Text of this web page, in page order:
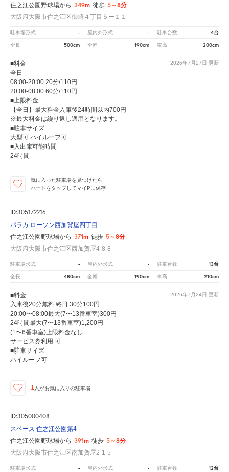
住之江公園野球場から 349m 徒歩 5～8分
大阪府大阪市住之江区御崎４丁目５ー１１
駐車場形式 - 屋内外形式 - 駐車台数 4台
全長 500cm 全幅 190cm 車高 200cm
2026年7月27日 更新
■料金
全日
08:00-20:00 20分/110円
20:00-08:00 60分/110円
■上限料金
【全日】最大料金入庫後24時間以内700円
※最大料金は繰り返し適用となります。
■駐車サイズ
大型可 ハイルーフ可
■入出庫可能時間
24時間
気に入った駐車場を見つけたら
ハートをタップしてマイPに保存
ID:305172216
パラカ ローソン西加賀屋四丁目
住之江公園野球場から 371m 徒歩 5～8分
大阪府大阪市住之江区西加賀屋4-8-8
駐車場形式 - 屋内外形式 - 駐車台数 13台
全長 480cm 全幅 190cm 車高 210cm
2026年7月24日 更新
■料金
入庫後20分無料 終日 30分100円
20:00〜08:00最大(7〜13番車室)300円
24時間最大(7〜13番車室)1,200円
(1〜6番車室)上限料金なし
サービス券利用:可
■駐車サイズ
ハイルーフ可
1 人がお気に入りの駐車場
ID:305000408
スペース 住之江公園第4
住之江公園野球場から 391m 徒歩 5～8分
大阪府大阪市住之江区南加賀屋2-1-5
駐車場形式 - 屋内外形式 - 駐車台数 12台